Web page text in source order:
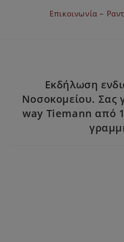
Επικοινωνία –
Εκδήλωση
Νοσοκομείου. Σας
way Tiemann από